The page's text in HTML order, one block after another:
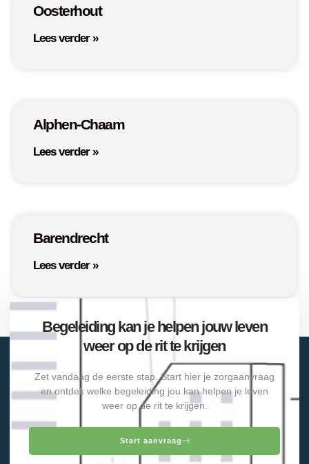
Oosterhout
Lees verder »
Alphen-Chaam
Lees verder »
Barendrecht
Lees verder »
Begeleiding kan je helpen jouw leven
weer op de rit te krijgen
Zet vandaag de eerste stap. Start hier je zorgaanvraag
en ontdek welke begeleiding jou kan helpen je leven
weer op de rit te krijgen.
Start aanvraag